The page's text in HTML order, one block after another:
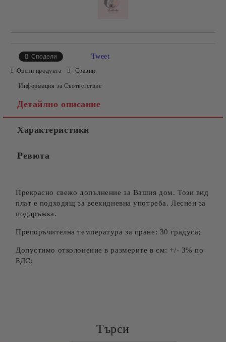
Сподели Tweet
Оцени продукта Сравни
Информация за Съответствие
Детайлно описание
Характеристики
Ревюта
Прекрасно свежо допълнение за Вашия дом. Този вид
плат е подходящ за всекидневна употреба. Леснен за
поддръжка.
Препоръчителна температура за пране: 30 градуса;
Допустимо отколонение в размерите в см: +/- 3% по
БДС;
Търси